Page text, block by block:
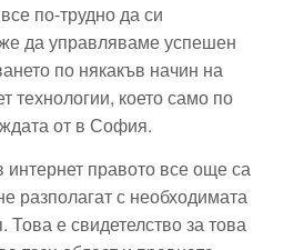
по-трудно да си
да управляваме успешен
по някакъв начин на
технологии, което само по
от в София.
интернет правото все още са
разполагат с необходимата
е свидетелство за това